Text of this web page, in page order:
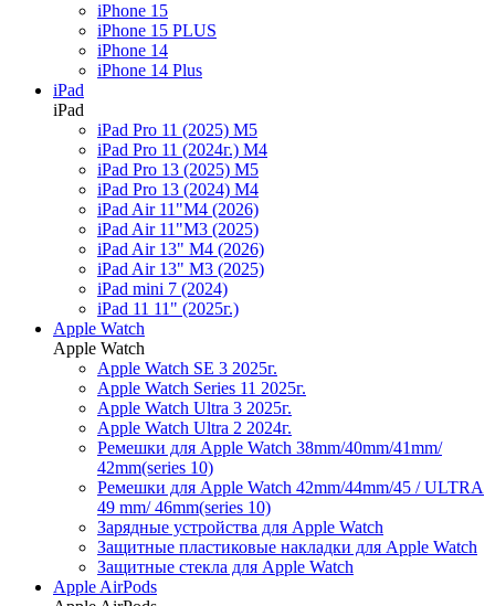
iPhone 15
iPhone 15 PLUS
iPhone 14
iPhone 14 Plus
iPad
iPad
iPad Pro 11 (2025) M5
iPad Pro 11 (2024г.) M4
iPad Pro 13 (2025) M5
iPad Pro 13 (2024) M4
iPad Air 11"M4 (2026)
iPad Air 11"M3 (2025)
iPad Air 13" M4 (2026)
iPad Air 13" M3 (2025)
iPad mini 7 (2024)
iPad 11 11" (2025г.)
Apple Watch
Apple Watch
Apple Watch SE 3 2025г.
Apple Watch Series 11 2025г.
Apple Watch Ultra 3 2025г.
Apple Watch Ultra 2 2024г.
Ремешки для Apple Watch 38mm/40mm/41mm/
42mm(series 10)
Ремешки для Apple Watch 42mm/44mm/45 / ULTRA
49 mm/ 46mm(series 10)
Зарядные устройства для Apple Watch
Защитные пластиковые накладки для Apple Watch
Защитные стекла для Apple Watch
Apple AirPods